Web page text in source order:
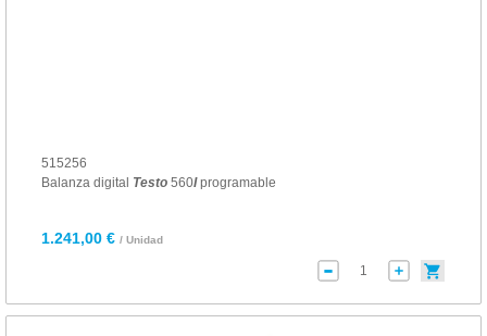
515256
Balanza digital Testo560Iprogramable
1.241,00 € / Unidad